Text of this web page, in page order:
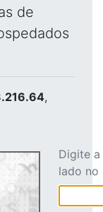
de
,
Digite
lado no